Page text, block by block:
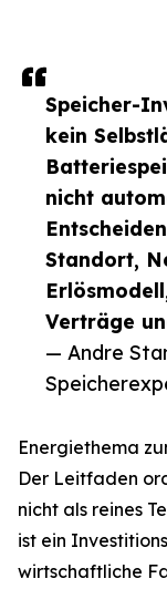
Speicher-
kein
nicht
Standort,
Verträge
— Andre
Energiethema
Der Leitfaden
nicht als reines
ist ein
wirtschaftliche